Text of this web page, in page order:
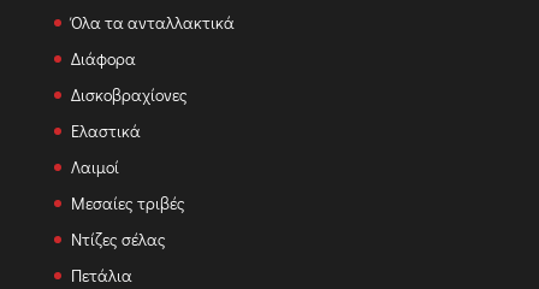
Όλα τα ανταλλακτικά
Διάφορα
Δισκοβραχίονες
Ελαστικά
Λαιμοί
Μεσαίες τριβές
Ντίζες σέλας
Πετάλια